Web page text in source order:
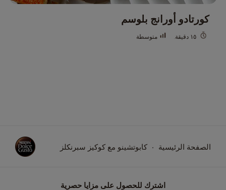
كورتادو أورانج بلوسم
متوسطة
الصفحة الرئيسية كابوتشينو مع كوكيز سبرنكلز
اشترك للحصول على مزايا حصرية